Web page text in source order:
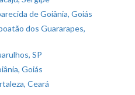
de Goiânia, Goiás
dos Guararapes,
SP
Goiás
Ceará